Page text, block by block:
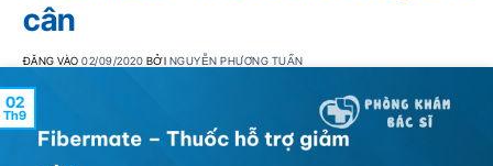
cân
ĐĂNG VÀO02/09/2020 BỞI NGUYỄN PHƯƠNG TUẤN
02
Th9